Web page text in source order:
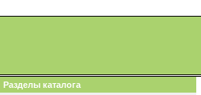
Разделы каталога